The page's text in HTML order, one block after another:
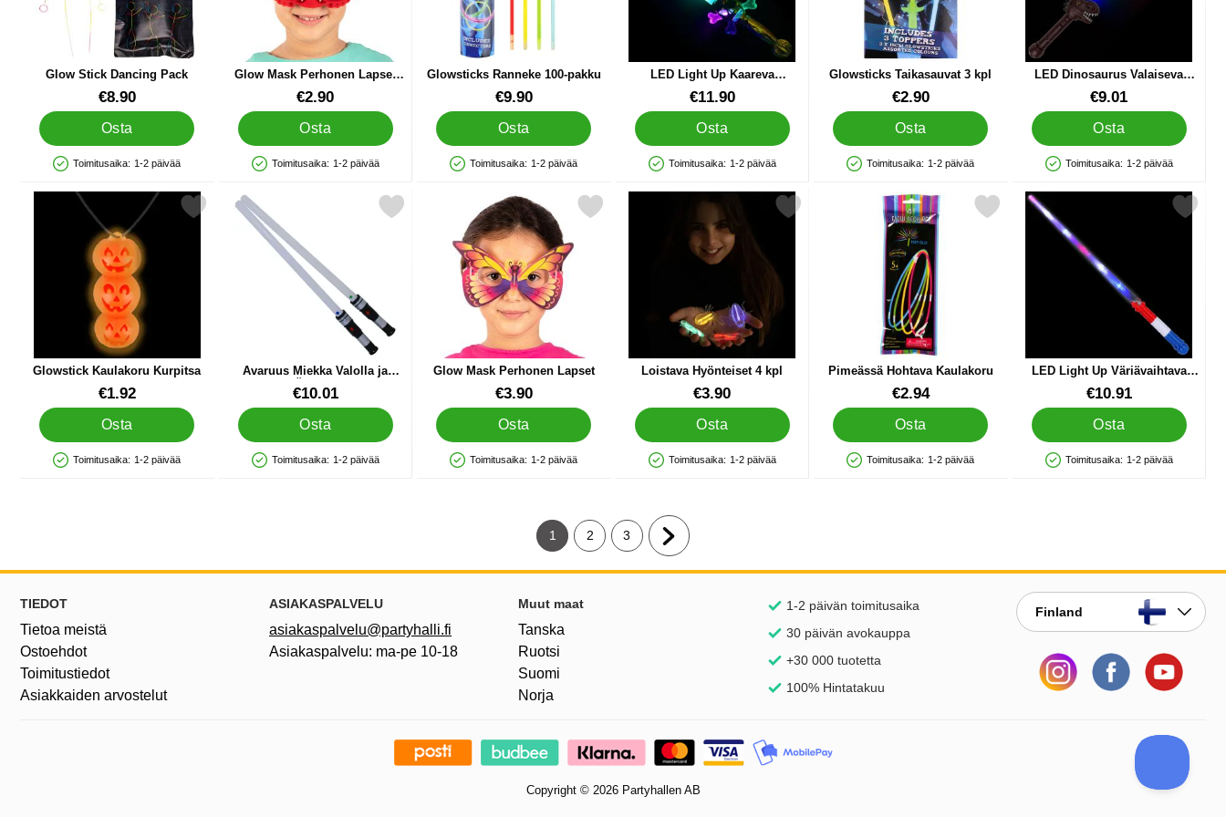
Glow Stick Dancing Pack
Tuote.nro 40938€8.90
Osta
Saatavuus: Varastossa
Toimitusaika: 1-2 päivää
Glow Mask Perhonen Lapset
Punainen
Tuote.nro 40032€2.90
Osta
Saatavuus: Varastossa
Toimitusaika: 1-2 päivää
Glowsticks Ranneke 100-pakku
Tuote.nro 38634€9.90
Osta
Saatavuus: Varastossa
Toimitusaika: 1-2 päivää
LED Light Up Kaareva
Merirosvomiekka
Tuote.nro 43268€11.90
Osta
Saatavuus: Varastossa
Toimitusaika: 1-2 päivää
Glowsticks Taikasauvat 3 kpl
Tuote.nro 89072€2.90
Osta
Saatavuus: Varastossa
Toimitusaika: 1-2 päivää
LED Dinosaurus Valaiseva
Miekka
Tuote.nro 44671€9.01
Osta
Saatavuus: Varastossa
Toimitusaika: 1-2 päivää
Glowstick Kaulakoru Kurpitsa
Tuote.nro 44763€1.92
Osta
Saatavuus: Varastossa
Toimitusaika: 1-2 päivää
Merkitse glowstick Kaulakoru Kurpitsa suosikiksi
Avaruus Miekka Valolla ja
Äänellä
Tuote.nro 84922€10.01
Osta
Saatavuus: Varastossa
Toimitusaika: 1-2 päivää
Merkitse avaruus Miekka Valolla ja Äänellä suosikiksi
Glow Mask Perhonen Lapset
Tuote.nro 40030€3.90
Osta
Saatavuus: Varastossa
Toimitusaika: 1-2 päivää
Merkitse glow Mask Perhonen Lapset suosikiksi
Loistava Hyönteiset 4 kpl
Tuote.nro 43639€3.90
Osta
Saatavuus: Varastossa
Toimitusaika: 1-2 päivää
Merkitse loistava Hyönteiset 4 kpl suosikiksi
Pimeässä Hohtava Kaulakoru
Tuote.nro 83809€2.94
Osta
Saatavuus: Varastossa
Toimitusaika: 1-2 päivää
Merkitse pimeässä Hohtava Kaulakoru suosikiksi
LED Light Up Väriävaihtava
Leikkimiekka
Tuote.nro 43270€10.91
Osta
Saatavuus: Varastossa
Toimitusaika: 1-2 päivää
Merkitse lED Light Up Väriävaihtava
Tämänhetkinen sivu, Sivu
1
Siirry sivulle
2
Siirry sivulle
3
Siirry seuraavalle sivulle
Alatunnisteen sisältö Sekalaista tietoa ja linkkejä
TIEDOT
Tietoa meistä
Ostoehdot
Toimitustiedot
Asiakkaiden arvostelut
ASIAKASPALVELU
asiakaspalvelu@partyhalli.fi
Asiakaspalvelu: ma-pe 10-18
Muut maat
Tanska
Ruotsi
Suomi
Norja
1-2 päivän toimitusaika
30 päivän avokauppa
+30 000 tuotetta
100% Hintatakuu
Finland
Copyright © 2026 Partyhallen AB